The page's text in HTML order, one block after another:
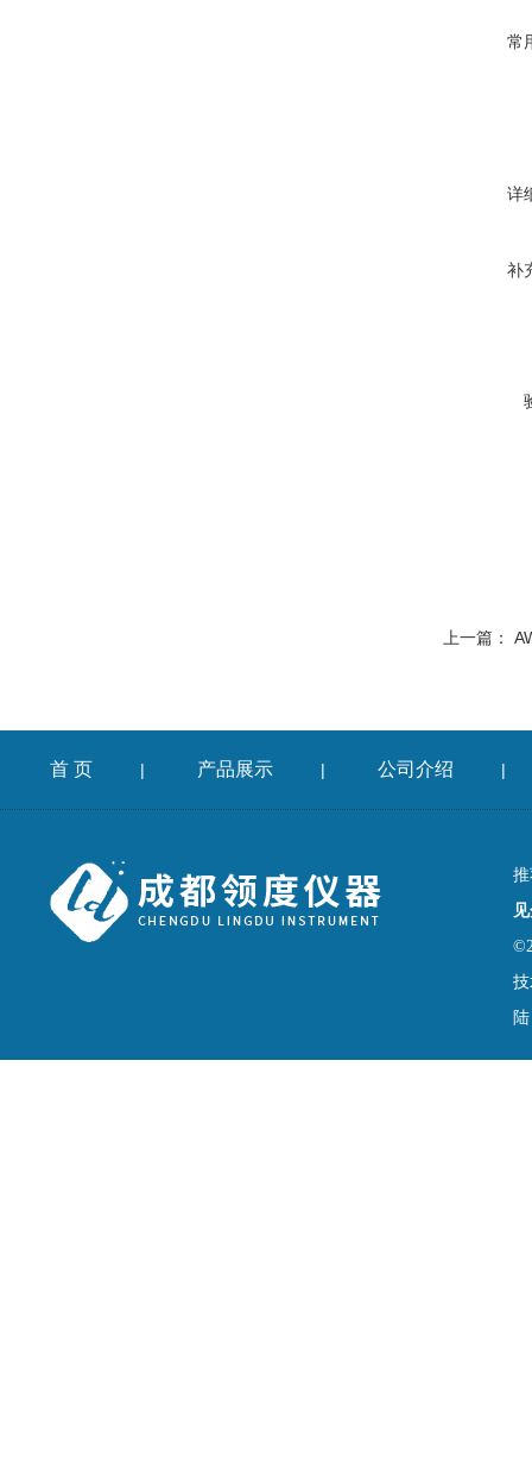
常
详
补
上一篇：
首 页 | 产品展示 | 公司介绍 |
陆